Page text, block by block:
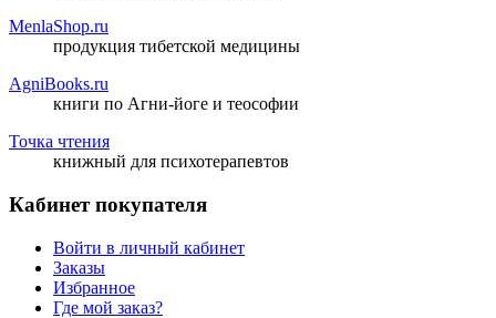
MenlaShop.ru
продукция тибетской медицины
AgniBooks.ru
книги по Агни-йоге и теософии
Точка чтения
книжный для психотерапевтов
Кабинет покупателя
Войти в личный кабинет
Заказы
Избранное
Где мой заказ?